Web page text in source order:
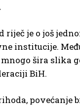
riječ je o još
institucije.
šira slika
BiH.
povećanje